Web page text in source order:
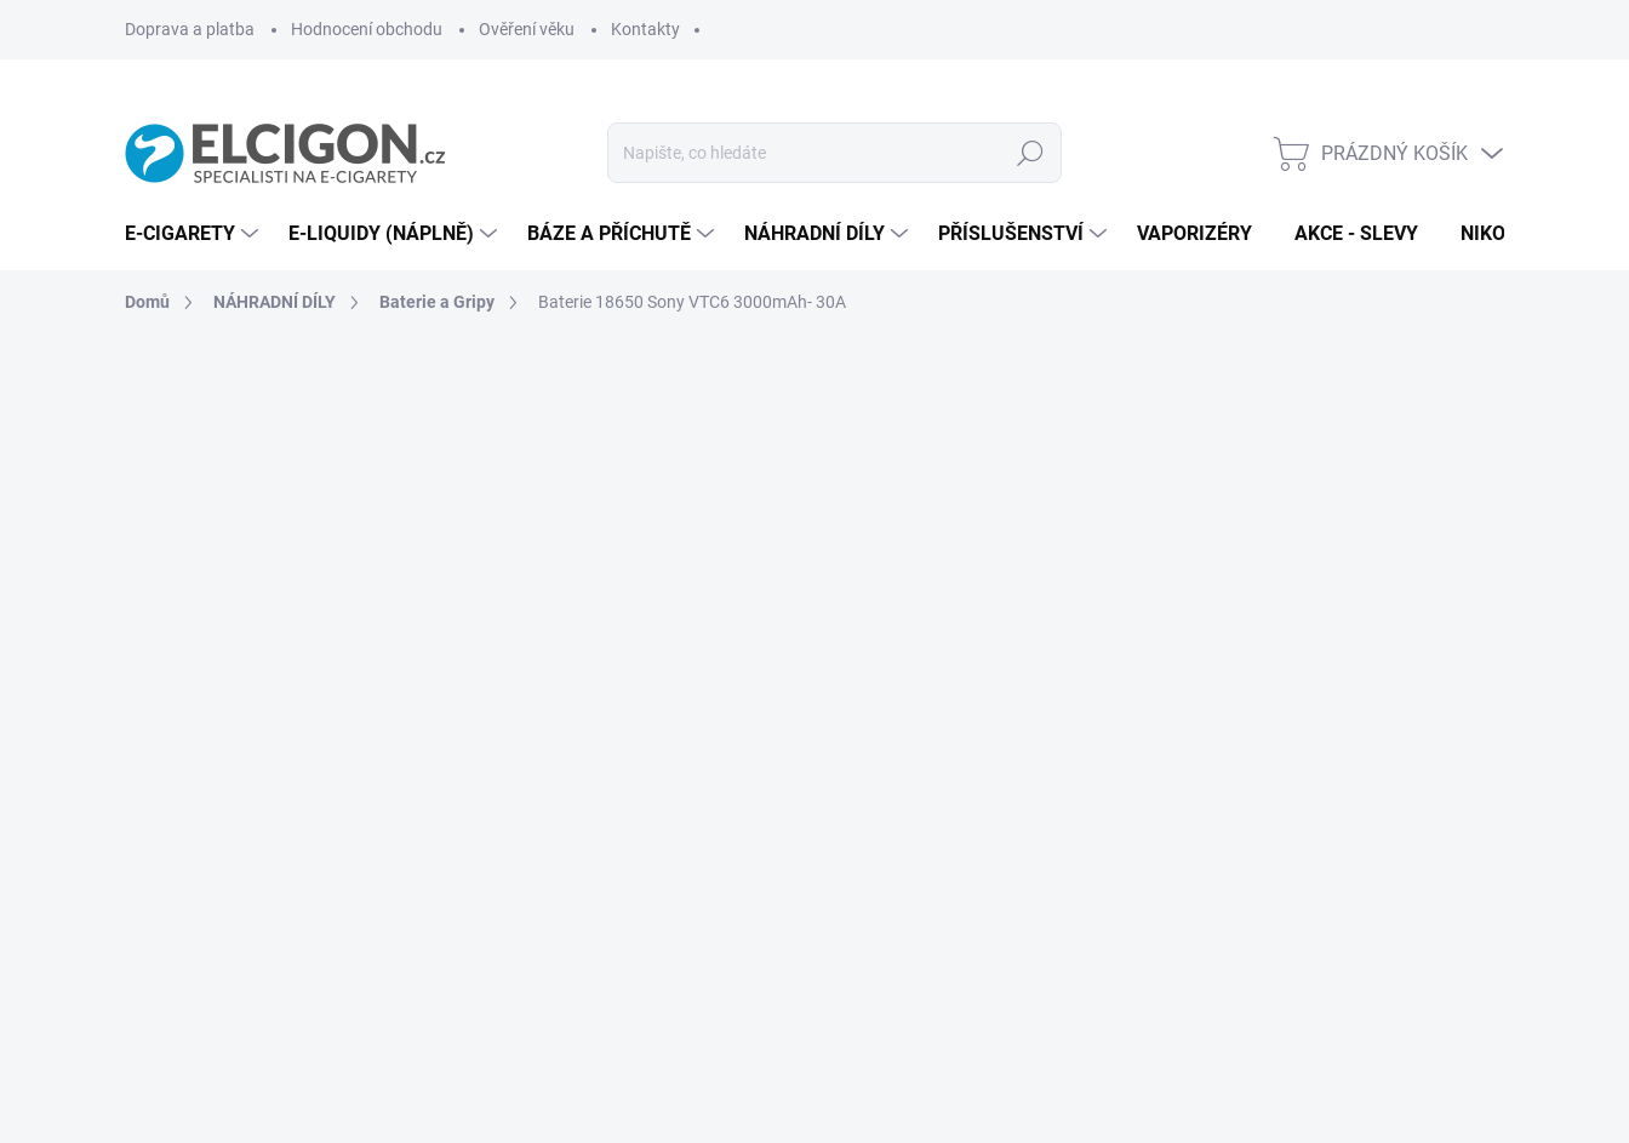
Doprava a platba Hodnocení obchodu Ověření věku Kontakty
Hledat
NÁKUPNÍ
PRÁZDNÝ KOŠÍK
E-CIGARETY E-LIQUIDY (NÁPLNĚ) BÁZE A PŘÍCHUTĚ NÁHRADNÍ DÍLY PŘÍSLUŠENSTVÍ VAPORIZÉRY AKCE - SLEVY NIKOTINOVÉ
Domů NÁHRADNÍ DÍLY Baterie a Gripy Baterie 18650 Sony VTC6 3000mAh- 30A